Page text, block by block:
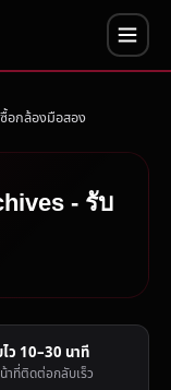
อกล้องมือสอง
- รับ
ว 10–30 นาที
น้าที่ติดต่อกลับเร็ว